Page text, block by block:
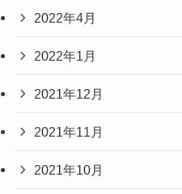
2022年4月
2022年1月
2021年12月
2021年11月
2021年10月